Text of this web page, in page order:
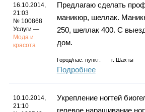
16.10.2014,
21:03
№ 100868
Услуги —
Мода и
красота
Предлагаю сделать
маникюр, шеллак.
250, шеллак 400. С
дом.
Город/нас. пункт: г. Шахты
Подробнее
10.10.2014,
21:10
Укрепление ногтей